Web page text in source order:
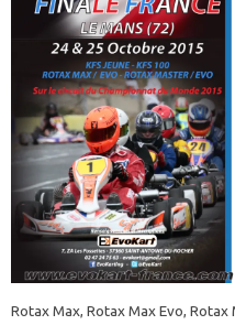
Rotax Max, Rotax Max Evo,